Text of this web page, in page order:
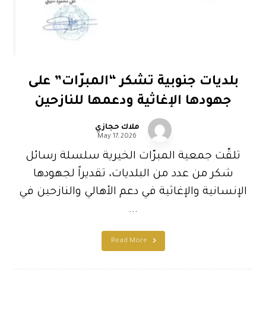
بلديات جنوبية تشكر “المبرّات” على
جهودها الإغاثية ودعمها للنازحين
ملاك حجازي
May 17, 2026
تلقّت جمعية المبرّات الخيرية سلسلة رسائل
شكر من عدد من البلديات، تقديراً لجهودها
الإنسانية والإغاثية في دعم الأهالي والنازحين في
...
Read More